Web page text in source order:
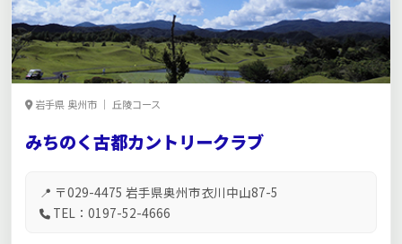
岩手県 奥州市 ｜ 丘陵コース
みちのく古都カントリークラブ
📍 〒029-4475 岩手県奥州市衣川中山87-5
TEL：0197-52-4666